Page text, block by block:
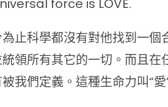
force is LOVE.
止科學都沒有對他找到一個
領所有其它的一切。而且在
我們定義。這種生命力叫“愛